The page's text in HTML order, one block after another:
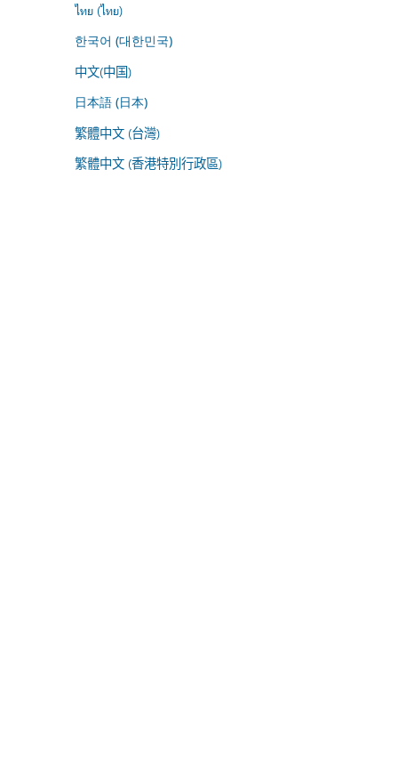
ไทย (ไทย)
한국어 (대한민국)
中文(中国)
日本語 (日本)
繁體中文 (台灣)
繁體中文 (香港特別行政區)